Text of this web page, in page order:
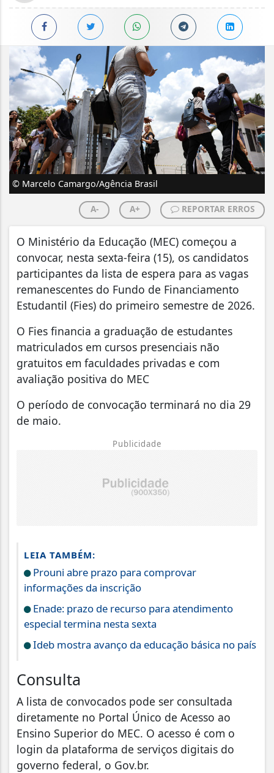
© Marcelo Camargo/Agência Brasil
A- A+ REPORTAR ERROS
O Ministério da Educação (MEC) começou a
convocar, nesta sexta-feira (15), os candidatos
participantes da lista de espera para as vagas
remanescentes do Fundo de Financiamento
Estudantil (Fies) do primeiro semestre de 2026.
O Fies financia a graduação de estudantes
matriculados em cursos presenciais não
gratuitos em faculdades privadas e com
avaliação positiva do MEC
O período de convocação terminará no dia 29
de maio.
Publicidade
LEIA TAMBÉM:
Prouni abre prazo para comprovar
informações da inscrição
Enade: prazo de recurso para atendimento
especial termina nesta sexta
Ideb mostra avanço da educação básica no país
Consulta
A lista de convocados pode ser consultada
diretamente no Portal Único de Acesso ao
Ensino Superior do MEC. O acesso é com o
login da plataforma de serviços digitais do
governo federal, o Gov.br.